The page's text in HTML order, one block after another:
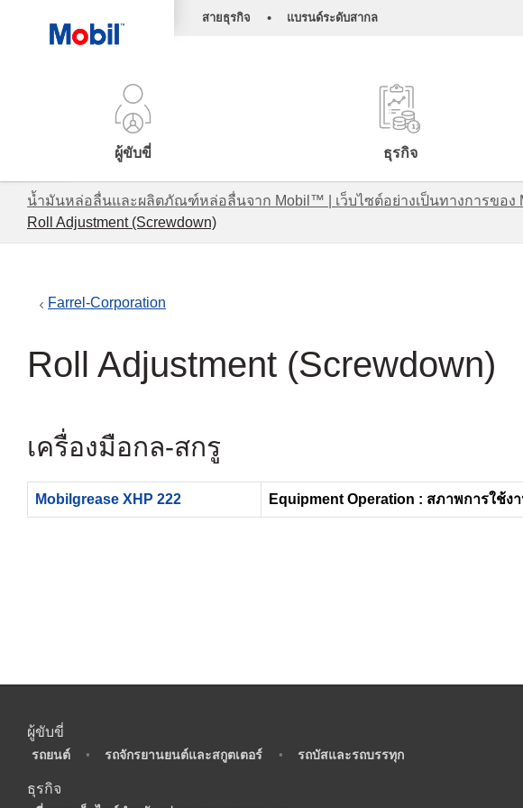
สายธุรกิจ • แบรนด์ระดับสากล
ผู้ขับขี่ ธุรกิจ
น้ำมันหล่อลื่นและผลิตภัณฑ์หล่อลื่นจาก Mobil™ | เว็บไซต์อย่างเป็นทางการของ
Roll Adjustment (Screwdown)
Farrel-Corporation
Roll Adjustment (Screwdown)
เครื่องมือกล-สกรู
Mobilgrease XHP 222 Equipment Operation : สภาพการใช้ง
ผู้ขับขี่
รถยนต์ • รถจักรยานยนต์และสกูตเตอร์ • รถบัสและรถบรรทุก
ธุรกิจ